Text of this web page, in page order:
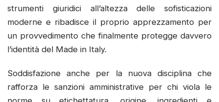
strumenti giuridici all’altezza delle sofisticazioni
moderne e ribadisce il proprio apprezzamento per
un provvedimento che finalmente protegge davvero
l’identità del Made in Italy.
Soddisfazione anche per la nuova disciplina che
rafforza le sanzioni amministrative per chi viola le